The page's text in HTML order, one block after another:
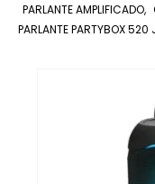
PARLANTE AMPLIFICADO,
PARLANTE PARTYBOX 520